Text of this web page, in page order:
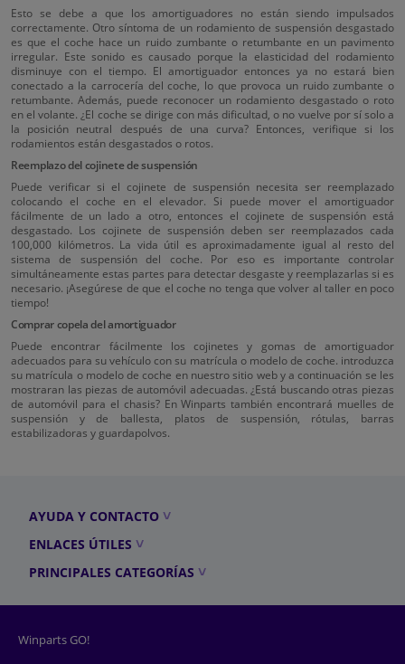
Esto se debe a que los amortiguadores no están siendo impulsados
correctamente. Otro síntoma de un rodamiento de suspensión desgastado
es que el coche hace un ruido zumbante o retumbante en un pavimento
irregular. Este sonido es causado porque la elasticidad del rodamiento
disminuye con el tiempo. El amortiguador entonces ya no estará bien
conectado a la carrocería del coche, lo que provoca un ruido zumbante o
retumbante. Además, puede reconocer un rodamiento desgastado o roto
en el volante. ¿El coche se dirige con más dificultad, o no vuelve por sí solo a
la posición neutral después de una curva? Entonces, verifique si los
rodamientos están desgastados o rotos.
Reemplazo del cojinete de suspensión
Puede verificar si el cojinete de suspensión necesita ser reemplazado
colocando el coche en el elevador. Si puede mover el amortiguador
fácilmente de un lado a otro, entonces el cojinete de suspensión está
desgastado. Los cojinete de suspensión deben ser reemplazados cada
100,000 kilómetros. La vida útil es aproximadamente igual al resto del
sistema de suspensión del coche. Por eso es importante controlar
simultáneamente estas partes para detectar desgaste y reemplazarlas si es
necesario. ¡Asegúrese de que el coche no tenga que volver al taller en poco
tiempo!
Comprar copela del amortiguador
Puede encontrar fácilmente los cojinetes y gomas de amortiguador
adecuados para su vehículo con su matrícula o modelo de coche. introduzca
su matrícula o modelo de coche en nuestro sitio web y a continuación se les
mostraran las piezas de automóvil adecuadas. ¿Está buscando otras piezas
de automóvil para el chasis? En Winparts también encontrará muelles de
suspensión y de ballesta, platos de suspensión, rótulas, barras
estabilizadoras y guardapolvos.
AYUDA Y CONTACTO
ENLACES ÚTILES
PRINCIPALES CATEGORÍAS
Winparts GO!